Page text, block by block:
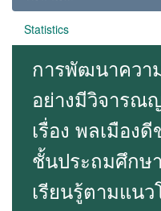
Statistics
การพัฒนาควา
อย่างมีวิจารณ
เรื่อง พลเมือง
ชั้นประถมศึกษ
เรียนรู้ตามแน